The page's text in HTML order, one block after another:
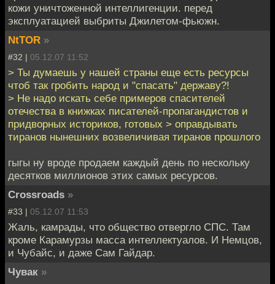
кожи уничтоженной интеллигенции. перед
эксплуатацией выбриты Джилетом-фьюжн.
NtTOR »
#32 | 05.12.07 11:52
> Ты думаешь у нашей страны еще есть ресурсы
чтоб так гробить народ и "спасать" державу?!
> Не надо искать себе примеров спасителей
отечества в книжках писателей-пропагандистов и
придворных историков, готовых > оправдывать
тиранов нынешних возвеличивая тиранов прошлого
гыгы ну вроде продаем каждый день по нескольку
десятков миллионов этих самых ресурсов.
Crossroads »
#33 | 05.12.07 11:53
Жаль, камрады, что общество отвергло СПС. Там
кроме Карамурзы масса интеллектуалов. И Немцов,
и Чубайс, и даже Сам Гайдар.
Чувак »